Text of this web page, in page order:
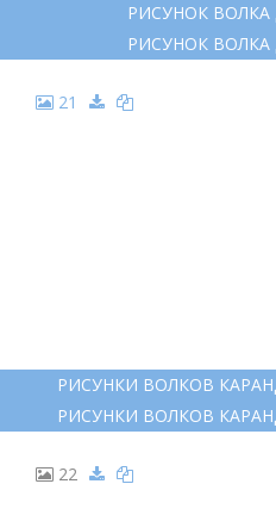
РИСУНОК
РИСУНОК
21
РИСУНКИ ВОЛКОВ
РИСУНКИ ВОЛКОВ
22